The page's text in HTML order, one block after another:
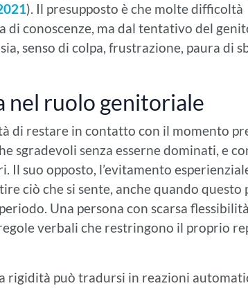
). Il presupposto è che molte difficoltà
di conoscenze, ma dal tentativo del
senso di colpa, frustrazione, paura di
nel ruolo genitoriale
di restare in contatto con il momento
sgradevoli senza esserne dominati, e
suo opposto, l’evitamento
ciò che si sente, anche quando questo
Una persona con scarsa flessibilità
verbali che restringono il proprio
rigidità può tradursi in reazioni